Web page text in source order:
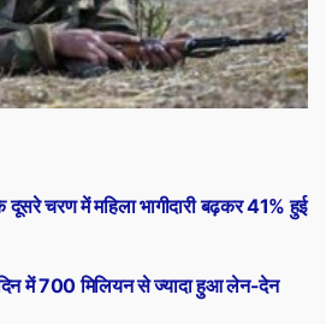
दिन में 700 मिलियन से ज्यादा हुआ लेन-देन
दूसरे चरण में महिला भागीदारी बढ़कर 41% हुई